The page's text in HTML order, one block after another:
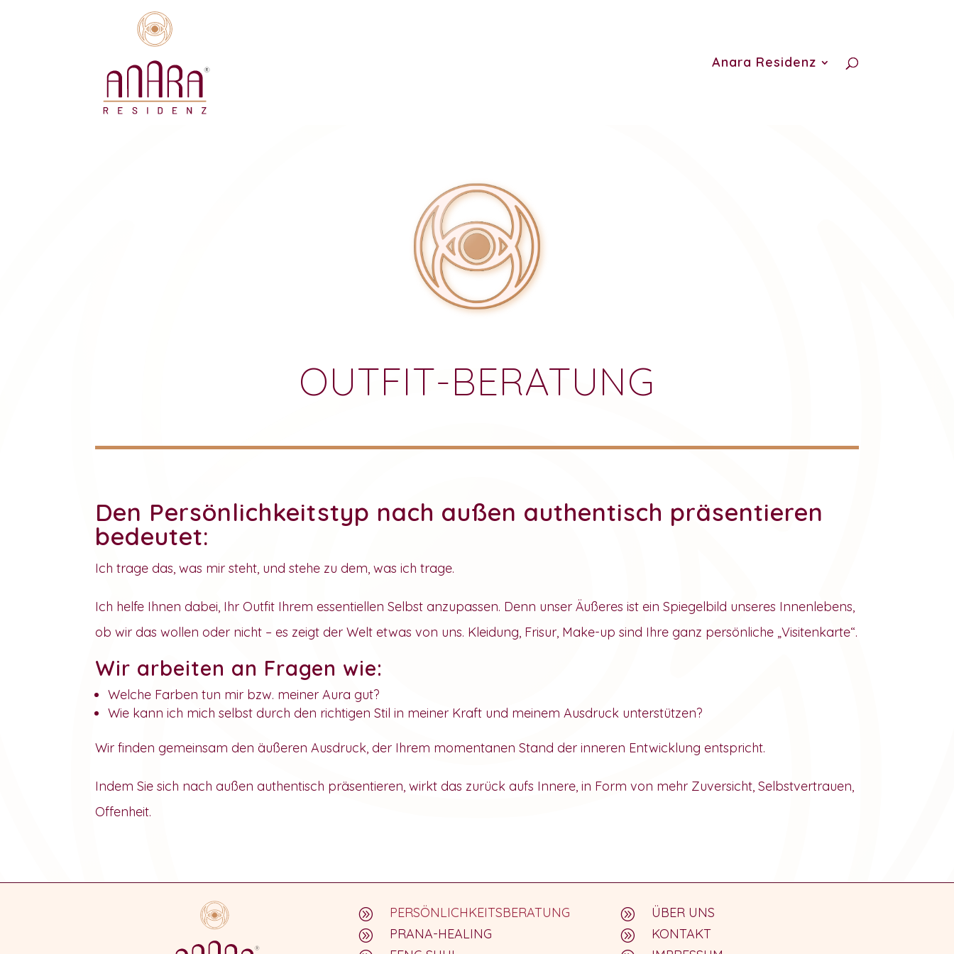
Anara Residenz
OUTFIT-BERATUNG
Den Persönlichkeitstyp nach außen authentisch präsentieren
bedeutet:
Ich trage das, was mir steht, und stehe zu dem, was ich trage.
Ich helfe Ihnen dabei, Ihr Outfit Ihrem essentiellen Selbst anzupassen. Denn unser Äußeres ist ein Spiegelbild unseres Innenlebens,
ob wir das wollen oder nicht – es zeigt der Welt etwas von uns. Kleidung, Frisur, Make-up sind Ihre ganz persönliche „Visitenkarte“.
Wir arbeiten an Fragen wie:
Welche Farben tun mir bzw. meiner Aura gut?
Wie kann ich mich selbst durch den richtigen Stil in meiner Kraft und meinem Ausdruck unterstützen?
Wir finden gemeinsam den äußeren Ausdruck, der Ihrem momentanen Stand der inneren Entwicklung entspricht.
Indem Sie sich nach außen authentisch präsentieren, wirkt das zurück aufs Innere, in Form von mehr Zuversicht, Selbstvertrauen,
Offenheit.
A PERSÖNLICHKEITSBERATUNG
A PRANA-HEALING
A ÜBER UNS
A KONTAKT